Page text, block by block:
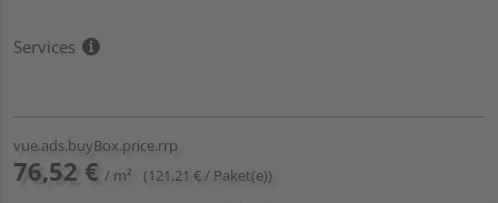
Services
vue.ads.buyBox.price.rrp
76,52 € / m² (121,21 € / Paket(e))